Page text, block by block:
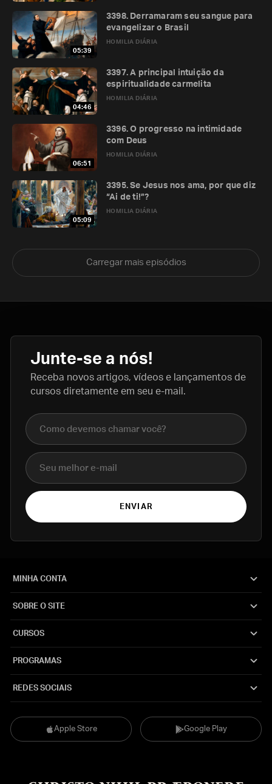
05:39
HOMILIA DIÁRIA
3398. Derramaram seu sangue para
evangelizar o Brasil
04:46
HOMILIA DIÁRIA
3397. A principal intuição da
espiritualidade carmelita
06:51
HOMILIA DIÁRIA
3396. O progresso na intimidade
com Deus
05:09
HOMILIA DIÁRIA
3395. Se Jesus nos ama, por que diz
“Ai de ti!”?
Carregar mais episódios
Junte-se a nós!
Receba novos artigos, vídeos e lançamentos de
cursos diretamente em seu e-mail.
Nome completo
E-mail
ENVIAR
Apple Store Google Play
MINHA CONTA
SOBRE O SITE
CURSOS
PROGRAMAS
REDES SOCIAIS